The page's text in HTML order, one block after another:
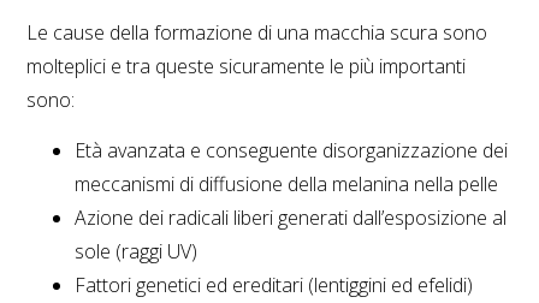
Le cause della formazione di una macchia scura sono
molteplici e tra queste sicuramente le più importanti
sono:
Età avanzata e conseguente disorganizzazione dei
meccanismi di diffusione della melanina nella pelle
Azione dei radicali liberi generati dall’esposizione al
sole (raggi UV)
Fattori genetici ed ereditari (lentiggini ed efelidi)